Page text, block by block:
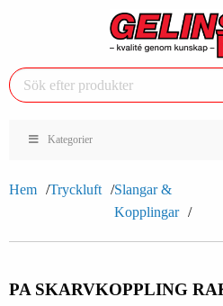
Kategorier
Hem Tryckluft
Slangar &
Kopplingar
PA SKARVKOPPLING